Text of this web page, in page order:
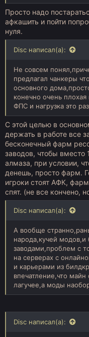
Просто надо
афкашить и пойти
нуля.
Disc написал(а):
Не совсем
предлагал чанкеры
основного
конечно очень
ФПС и нагрузка это
С этой целью в
держать в работе все
бесконечный фарм
заводов, чтобы вместо
алмаза, при условии,
денешь, просто фарм.
игроки стоят АФК,
спят. (не все кончено,
Disc написал(а):
А вообще
народа,кучей
заводами,проблем с
на серверах с
и карьерами из
впечатление,что майн
лагучее,а моды
Disc написал(а):